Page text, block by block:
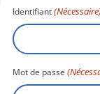
Identifiant
Mot de passe